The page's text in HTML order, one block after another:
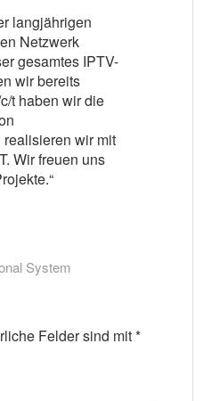
langjährigen
Netzwerk
gesamtes IPTV-
wir bereits
t haben wir die
wir mit
Wir freuen uns
System
Felder sind mit*